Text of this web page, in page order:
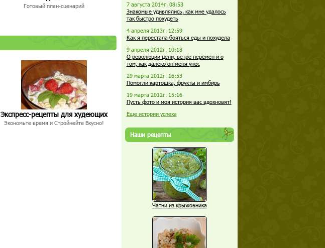
Готовый план-сценарий
Экспресс-рецепты для худеющих
Экономьте время и Стройнейте Вкусно!
7 августа 2014г. 08:53
Знакомые удивлялись, как мне удалось
так быстро похудеть
4 апреля 2013г. 12:59
Как я перестала бояться еды и похудела
9 апреля 2012г. 10:18
О революции цели, ветре перемен и о
том, как далеко он меня унёс
29 марта 2012г. 16:53
Помогли картошка, фрукты и имбирь
19 марта 2012г. 15:16
Пусть фото и моя история вас вдохновят!
Еще истории успеха
Наши рецепты
Чатни из крыжовника